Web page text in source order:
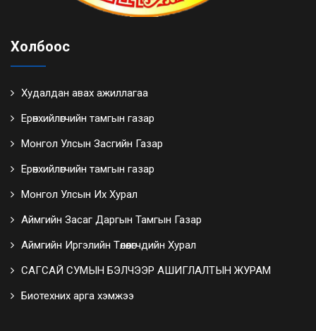
Холбоос
Худалдан авах ажиллагаа
Ерөнхийлөгчийн тамгын газар
Монгол Улсын Засгийн Газар
Ерөнхийлөгчийн тамгын газар
Монгол Улсын Их Хурал
Аймгийн Засаг Даргын Тамгын Газар
Аймгийн Иргэлийн Төлөөлөгчдийн Хурал
САГСАЙ СУМЫН БЭЛЧЭЭР АШИГЛАЛТЫН ЖУРАМ
Биотехних арга хэмжээ